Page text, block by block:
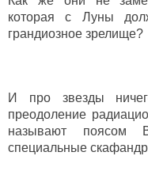
которая с Луны
грандиозное зрелище?
И про звезды
преодоление
называют
специальные